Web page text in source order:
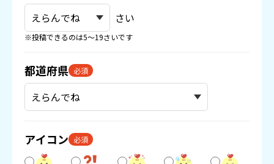
さい
※投稿できるのは5〜19さいです
都道府県 必須
アイコン 必須